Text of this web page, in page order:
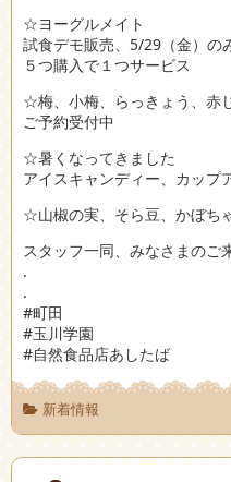
☆ヨーグルメイト
試食デモ販売、5/29（金）の
５つ購入で１つサービス
☆梅、小梅、らっきょう、赤
ご予約受付中
☆暑くなってきました
アイスキャンディー、カップ
☆山椒の実、そら豆、かぼち
スタッフ一同、みなさまのご
.
.
#町田
#玉川学園
#自然食品店あしたば
新着情報